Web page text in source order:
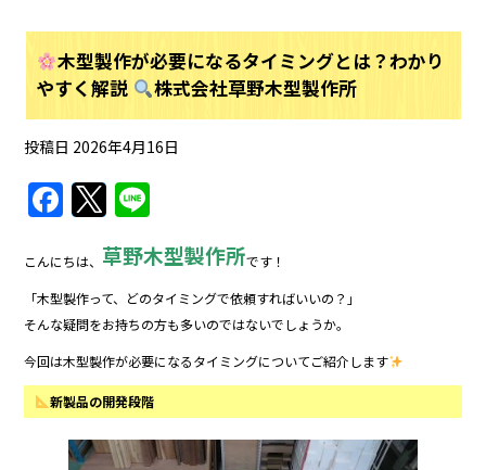
木型製作が必要になるタイミングとは？わかり
やすく解説
株式会社草野木型製作所
投稿日 2026年4月16日
F
c
e
b
o
o
k
T
w
itt
er
n
e
こんにちは、 草野木型製作所です！
「木型製作って、どのタイミングで依頼すればいいの？」
そんな疑問をお持ちの方も多いのではないでしょうか。
今回は木型製作が必要になるタイミングについてご紹介します
新製品の開発段階